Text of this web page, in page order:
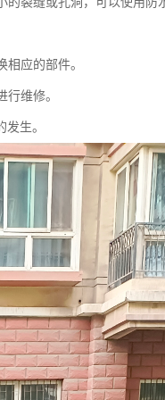
应的部件。
维修。
生。